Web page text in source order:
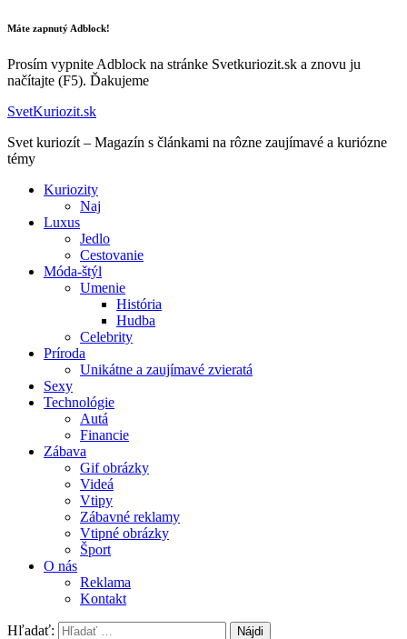
Máte zapnutý Adblock!
Prosím vypnite Adblock na stránke Svetkuriozit.sk a znovu ju
načítajte (F5). Ďakujeme
SvetKuriozit.sk
Svet kuriozít – Magazín s článkami na rôzne zaujímavé a kuriózne
témy
Kuriozity
Naj
Luxus
Jedlo
Cestovanie
Móda-štýl
Umenie
História
Hudba
Celebrity
Príroda
Unikátne a zaujímavé zvieratá
Sexy
Technológie
Autá
Financie
Zábava
Gif obrázky
Videá
Vtipy
Zábavné reklamy
Vtipné obrázky
Šport
O nás
Reklama
Kontakt
Hľadať: